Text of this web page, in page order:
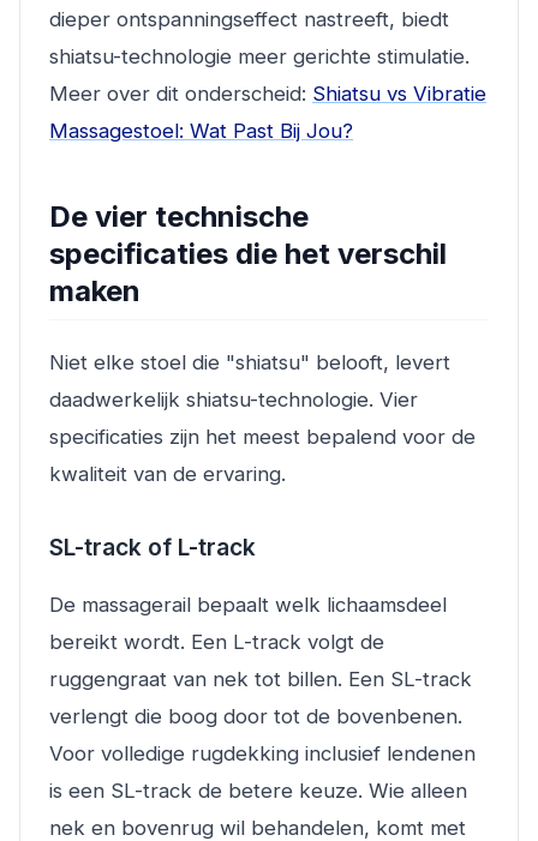
dieper ontspanningseffect nastreeft, biedt
shiatsu-technologie meer gerichte stimulatie.
Meer over dit onderscheid: Shiatsu vs Vibratie
Massagestoel: Wat Past Bij Jou?
De vier technische
specificaties die het verschil
maken
Niet elke stoel die "shiatsu" belooft, levert
daadwerkelijk shiatsu-technologie. Vier
specificaties zijn het meest bepalend voor de
kwaliteit van de ervaring.
SL-track of L-track
De massagerail bepaalt welk lichaamsdeel
bereikt wordt. Een L-track volgt de
ruggengraat van nek tot billen. Een SL-track
verlengt die boog door tot de bovenbenen.
Voor volledige rugdekking inclusief lendenen
is een SL-track de betere keuze. Wie alleen
nek en bovenrug wil behandelen, komt met